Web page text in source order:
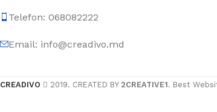
Telefon: 068082222
Email: info@creadivo.md
CREADIVO 2019. CREATED BY 2CREATIVE1. Best